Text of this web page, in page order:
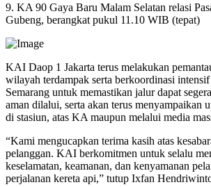
9. KA 90 Gaya Baru Malam Selatan relasi
Gubeng, berangkat pukul 11.10 WIB (tepat)
KAI Daop 1 Jakarta terus melakukan
wilayah terdampak serta berkoordinasi
Semarang untuk memastikan jalur dapat
aman dilalui, serta akan terus menyampaikan
di stasiun, atas KA maupun melalui media
“Kami mengucapkan terima kasih atas
pelanggan. KAI berkomitmen untuk selalu
keselamatan, keamanan, dan kenyamanan
perjalanan kereta api,” tutup Ixfan